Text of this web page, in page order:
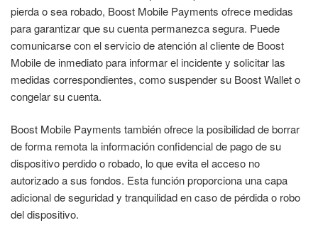
pierda o sea robado, Boost Mobile Payments ofrece medidas
para garantizar que su cuenta permanezca segura. Puede
comunicarse con el servicio de atención al cliente de Boost
Mobile de inmediato para informar el incidente y solicitar las
medidas correspondientes, como suspender su Boost Wallet o
congelar su cuenta.
Boost Mobile Payments también ofrece la posibilidad de borrar
de forma remota la información confidencial de pago de su
dispositivo perdido o robado, lo que evita el acceso no
autorizado a sus fondos. Esta función proporciona una capa
adicional de seguridad y tranquilidad en caso de pérdida o robo
del dispositivo.